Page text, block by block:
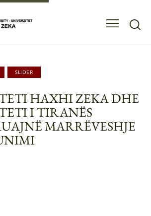
SLIDER
HAXHI ZEKA DHE
I TIRANËS
MARRËVESHJE